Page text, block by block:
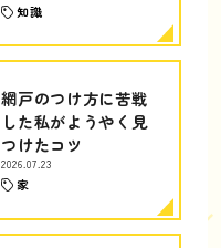
知識
網戸のつけ方に苦戦
した私がようやく見
つけたコツ
2026.07.23
家